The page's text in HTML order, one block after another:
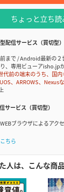
ちょっと立ち読
配信サービス（買切型）
まで / Android最新の２
、専用ビューアisho.jp
前の端末のうち、国内
、ARROWS、Nexus
サービス（買切型）
ブラウザによるアク
こちら
人は、こんな商